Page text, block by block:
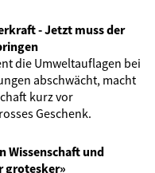
- Jetzt muss der
die Umweltauflagen bei
abschwächt, macht
kurz vor
Geschenk.
Wissenschaft und
grotesker»